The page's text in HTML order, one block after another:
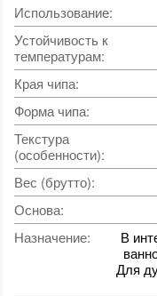
Использование:
Устойчивость к
температурам:
Края чипа:
Форма чипа:
Текстура
(особенности):
Вес (брутто):
Основа:
Назначение:
В
Для